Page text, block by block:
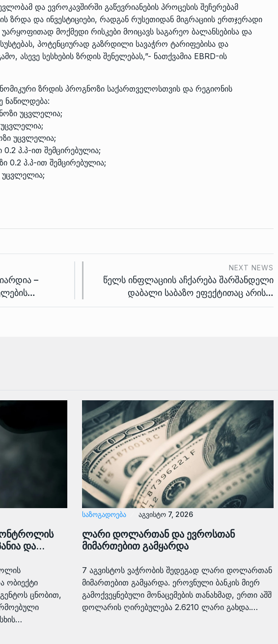
და ევროკავშირში გაწევრიანების პროცესის შეჩერებამ
ზრდა და ინვესტიციები, რადგან რუსეთიდან მიგრაციის ერთჯერადი
უარყოფითად მოქმედი რისკები მოიცავს საგარეო ბალანსებისა და
პოტენციურად გაზრდილი სავაჭრო ტარიფებისა და
ასევე სესხების ზრდის შენელებას,”- ნათქვამია EBRD-ის
ზრდის პროგნოზი საქართველოსთვის და რეგიონის
ნაწილდება:
უცვლელია;
უცვლელია;
პ.პ-ით შემცირებულია;
0.2 პ.პ-ით შემცირებულია;
უცვლელია;
–
NEXT NEWS
წელს ინფლაციის აჩქარება შარშანდელი
დაბალი საბაზო ეფექტითაც არის…
და…
ობიექტი
ცნობით,
ᲡᲐᲖᲝᲒᲐᲓᲝᲔᲑᲐ აგვისტო 7, 2026
ლარი დოლართან და ევროსთან
მიმართებით გამყარდა
7 აგვისტოს ვაჭრობის შედეგად ლარი დოლართან
მიმართებით გამყარდა. ეროვნული ბანკის მიერ
გამოქვეყნებული მონაცემების თანახმად, ერთი აშშ
დოლარის ღირებულება 2.6210 ლარი გახდა.…